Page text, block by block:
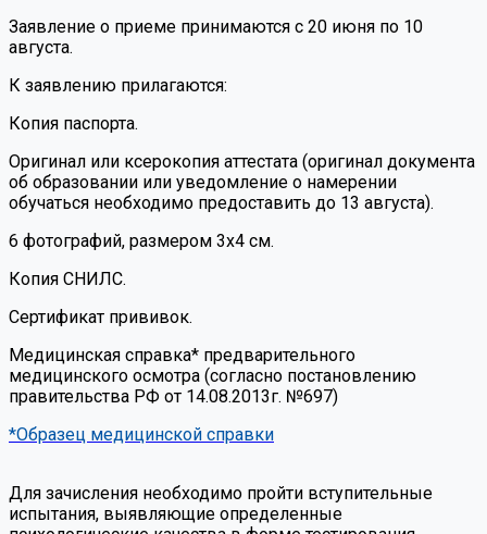
Заявление о приеме принимаются с 20 июня по 10
августа.
К заявлению прилагаются:
Копия паспорта.
Оригинал или ксерокопия аттестата (оригинал документа
об образовании или уведомление о намерении
обучаться необходимо предоставить до 13 августа).
6 фотографий, размером 3х4 см.
Копия СНИЛС.
Сертификат прививок.
Медицинская справка* предварительного
медицинского осмотра (согласно постановлению
правительства РФ от 14.08.2013г. №697)
*Образец медицинской справки
Для зачисления необходимо пройти вступительные
испытания, выявляющие определенные